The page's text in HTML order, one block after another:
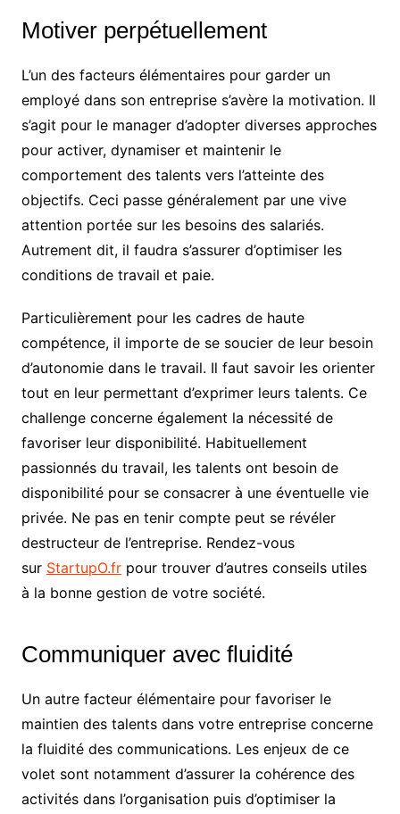
Motiver perpétuellement
L’un des facteurs élémentaires pour garder un
employé dans son entreprise s’avère la motivation. Il
s’agit pour le manager d’adopter diverses approches
pour activer, dynamiser et maintenir le
comportement des talents vers l’atteinte des
objectifs. Ceci passe généralement par une vive
attention portée sur les besoins des salariés.
Autrement dit, il faudra s’assurer d’optimiser les
conditions de travail et paie.
Particulièrement pour les cadres de haute
compétence, il importe de se soucier de leur besoin
d’autonomie dans le travail. Il faut savoir les orienter
tout en leur permettant d’exprimer leurs talents. Ce
challenge concerne également la nécessité de
favoriser leur disponibilité. Habituellement
passionnés du travail, les talents ont besoin de
disponibilité pour se consacrer à une éventuelle vie
privée. Ne pas en tenir compte peut se révéler
destructeur de l’entreprise. Rendez-vous
sur StartupO.frpour trouver d’autres conseils utiles
à la bonne gestion de votre société.
Communiquer avec fluidité
Un autre facteur élémentaire pour favoriser le
maintien des talents dans votre entreprise concerne
la fluidité des communications. Les enjeux de ce
volet sont notamment d’assurer la cohérence des
activités dans l’organisation puis d’optimiser la